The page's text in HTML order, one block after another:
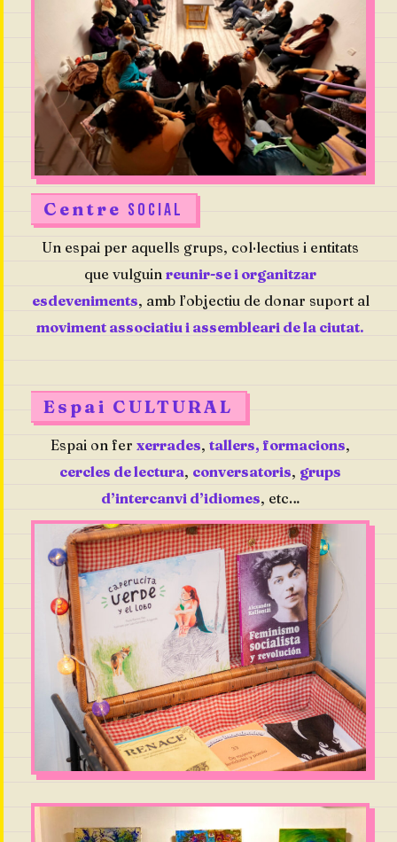
Centre SOCIAL
Un espai per aquells grups, col·lectius i entitats
que vulguin reunir-se i organitzar
esdeveniments, amb l’objectiu de donar suport al
moviment associatiu i assembleari de la ciutat.
Espai CULTURAL
Espai on fer xerrades, tallers, formacions,
cercles de lectura, conversatoris, grups
d’intercanvi d’idiomes, etc…